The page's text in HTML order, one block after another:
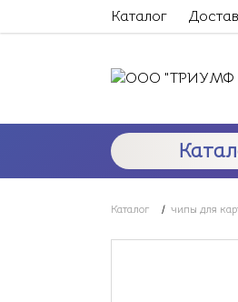
Каталог
Каталог / чипы для